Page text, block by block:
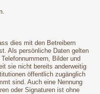
dies mit den Betreibern
Als persönliche Daten gelten
Bilder und
sie nicht bereits anderweitig
öffentlich zugänglich
sind. Auch eine Nennung
oder Signaturen ist ohne